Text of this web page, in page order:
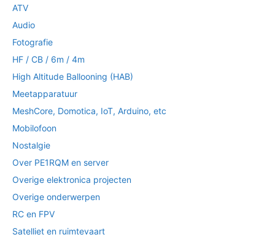
ATV
Audio
Fotografie
HF / CB / 6m / 4m
High Altitude Ballooning (HAB)
Meetapparatuur
MeshCore, Domotica, IoT, Arduino, etc
Mobilofoon
Nostalgie
Over PE1RQM en server
Overige elektronica projecten
Overige onderwerpen
RC en FPV
Satelliet en ruimtevaart